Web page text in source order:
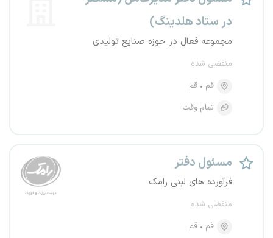
در ستاد هلدینگ)
مجموعه فعال در حوزه صنایع تولیدی
منقضی شده
قم
قم
تمام وقت
مسئول دفتر
فرآورده های لبنی رامک
منقضی شده
قم
قم